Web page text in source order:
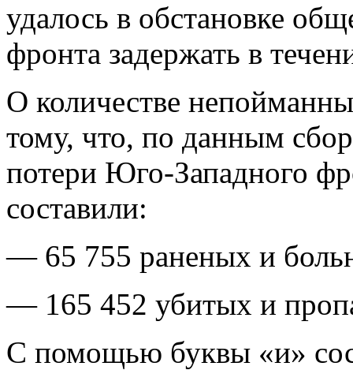
удалось в обстановке
фронта задержать в
О количестве
тому, что, по данным
потери Юго-Западного
составили:
— 65 755 раненых и
— 165 452 убитых и
С помощью буквы «и»